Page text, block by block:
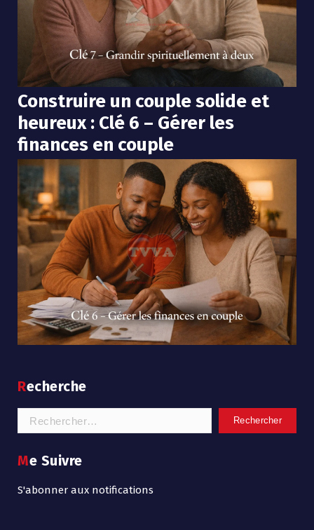
Construire un couple solide et
heureux : Clé 6 – Gérer les
finances en couple
Recherche
Rechercher :
Me Suivre
S'abonner aux notifications